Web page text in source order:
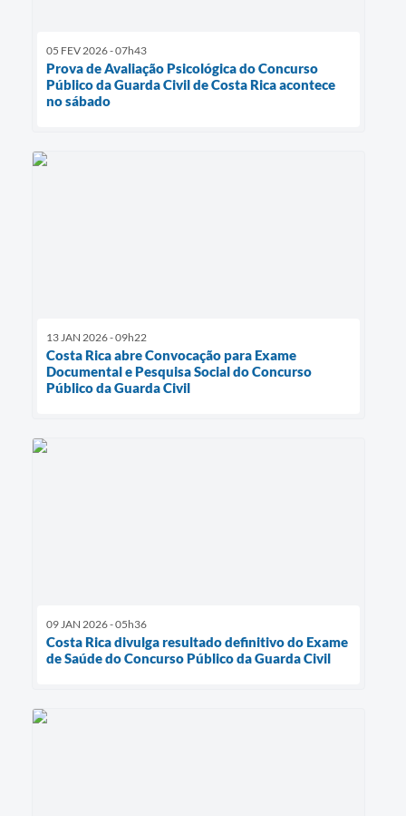
05 FEV 2026 - 07h43
Prova de Avaliação Psicológica do Concurso
Público da Guarda Civil de Costa Rica acontece
no sábado
13 JAN 2026 - 09h22
Costa Rica abre Convocação para Exame
Documental e Pesquisa Social do Concurso
Público da Guarda Civil
09 JAN 2026 - 05h36
Costa Rica divulga resultado definitivo do Exame
de Saúde do Concurso Público da Guarda Civil